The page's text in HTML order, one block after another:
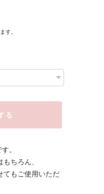
す。
る
。
ちろん、
てもご使用いただ